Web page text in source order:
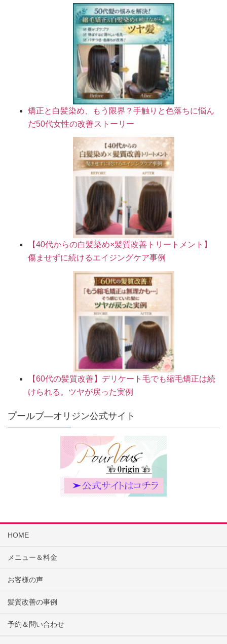
矯正と白髪染め、もう限界？手触りと色落ちに悩ん
だ50代女性の改善ストーリー
【40代からの白髪染め×髪質改善トリートメント】
傷ませずに続けるエイジングケア事例
【60代の髪質改善】デリケート毛でも縮毛矯正は続
けられる。ツヤが戻った実例
プールブ―オリジン公式サイト
HOME
メニュー＆料金
お客様の声
髪質改善の事例
予約＆問い合わせ